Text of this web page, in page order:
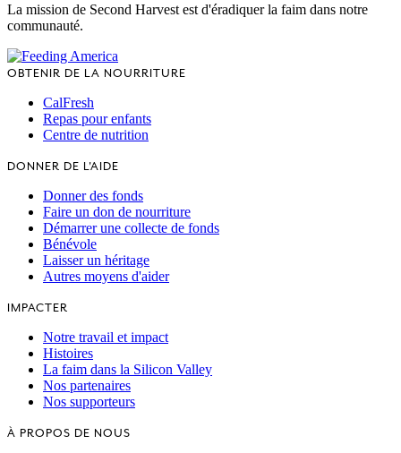
La mission de Second Harvest est d'éradiquer la faim dans notre
communauté.
OBTENIR DE LA NOURRITURE
CalFresh
Repas pour enfants
Centre de nutrition
DONNER DE L'AIDE
Donner des fonds
Faire un don de nourriture
Démarrer une collecte de fonds
Bénévole
Laisser un héritage
Autres moyens d'aider
IMPACTER
Notre travail et impact
Histoires
La faim dans la Silicon Valley
Nos partenaires
Nos supporteurs
À PROPOS DE NOUS